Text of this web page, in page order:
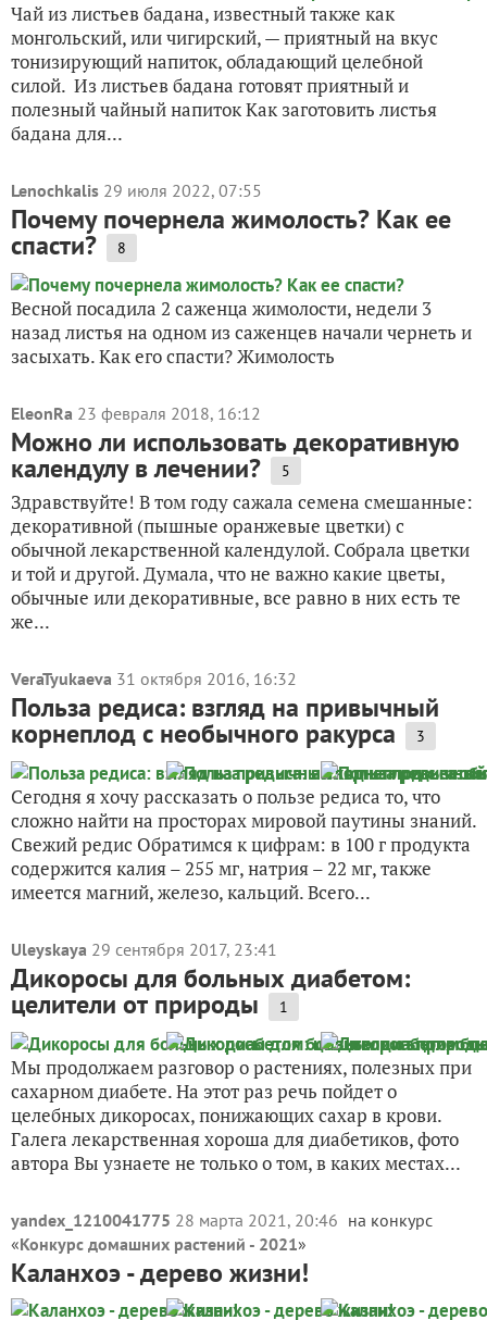
Чай из листьев бадана, известный также как
монгольский, или чигирский, — приятный на вкус
тонизирующий напиток, обладающий целебной
силой. Из листьев бадана готовят приятный и
полезный чайный напиток Как заготовить листья
бадана для...
Lenochkalis 29 июля 2022, 07:55
Почему почернела жимолость? Как ее
спасти? 8
Весной посадила 2 саженца жимолости, недели 3
назад листья на одном из саженцев начали чернеть и
засыхать. Как его спасти? Жимолость
EleonRa 23 февраля 2018, 16:12
Можно ли использовать декоративную
календулу в лечении? 5
Здравствуйте! В том году сажала семена смешанные:
декоративной (пышные оранжевые цветки) с
обычной лекарственной календулой. Собрала цветки
и той и другой. Думала, что не важно какие цветы,
обычные или декоративные, все равно в них есть те
же...
VeraTyukaeva 31 октября 2016, 16:32
Польза редиса: взгляд на привычный
корнеплод с необычного ракурса 3
Сегодня я хочу рассказать о пользе редиса то, что
сложно найти на просторах мировой паутины знаний.
Свежий редис Обратимся к цифрам: в 100 г продукта
содержится калия – 255 мг, натрия – 22 мг, также
имеется магний, железо, кальций. Всего...
Uleyskaya 29 сентября 2017, 23:41
Дикоросы для больных диабетом:
целители от природы 1
Мы продолжаем разговор о растениях, полезных при
сахарном диабете. На этот раз речь пойдет о
целебных дикоросах, понижающих сахар в крови.
Галега лекарственная хороша для диабетиков, фото
автора Вы узнаете не только о том, в каких местах...
yandex_1210041775 28 марта 2021, 20:46 на конкурс
«Конкурс домашних растений - 2021»
Каланхоэ - дерево жизни!